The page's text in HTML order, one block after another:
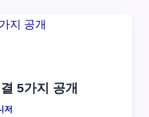
5가지 공개
저